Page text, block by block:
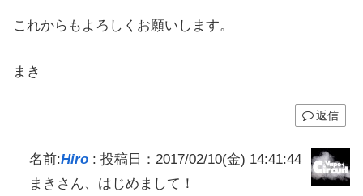
これからもよろしくお願いします。
まき
返信
名前:Hiro : 投稿日：2017/02/10(金) 14:41:44
まきさん、はじめまして！